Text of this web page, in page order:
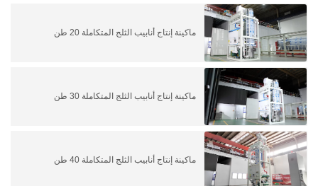
ماكينة إنتاج أنابيب الثلج المتكاملة 20 طن
ماكينة إنتاج أنابيب الثلج المتكاملة 30 طن
ماكينة إنتاج أنابيب الثلج المتكاملة 40 طن